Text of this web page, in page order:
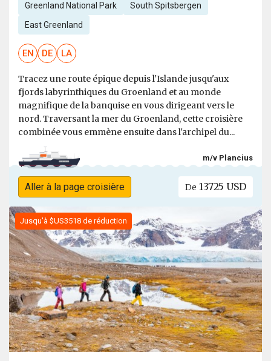
Greenland National Park South Spitsbergen
East Greenland
EN DE LA
Tracez une route épique depuis l'Islande jusqu'aux
fjords labyrinthiques du Groenland et au monde
magnifique de la banquise en vous dirigeant vers le
nord. Traversant la mer du Groenland, cette croisière
combinée vous emmène ensuite dans l'archipel du...
m/v Plancius
Aller à la page croisière De 13725 USD
Jusqu'à $US3518 de réduction